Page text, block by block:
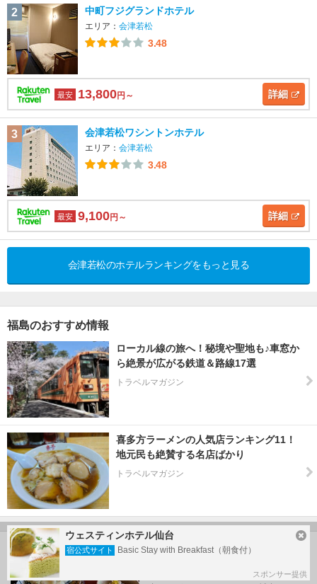
2 中町フジグランドホテル
エリア： 会津若松
3.48
最安 13,800円～ 詳細
3 会津若松ワシントンホテル
エリア： 会津若松
3.48
最安 9,100円～ 詳細
会津若松のホテルランキングをもっと見る
福島のおすすめ情報
ローカル線の旅へ！秘境や聖地も♪車窓か
ら絶景が広がる鉄道＆路線17選
トラベルマガジン
喜多方ラーメンの人気店ランキング11！
地元民も絶賛する名店ばかり
トラベルマガジン
フォートラベル公式LINE＠
おすすめの旅行記や旬な旅行情
ウェスティンホテル仙台
宿公式サイト Basic Stay with Breakfast（朝食付）
スポンサー提供